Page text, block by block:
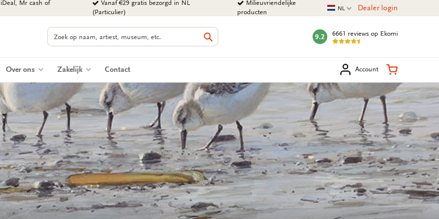
Mr cash of
Vanaf €29 gratis bezorgd in NL
(Particulier)
Milieuvriendelijke
producten
Huidige taal
NL Dealer login
Zoeken
Zoeken
mark:
9.2 6661 reviews op Ekomi
Over ons Zakelijk Contact Account Winkelmand